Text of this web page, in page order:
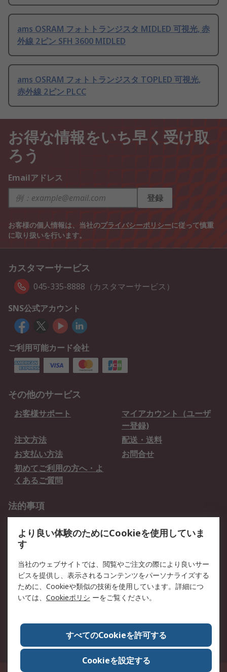
ams OSRAM フォトトランジスタ MIDLED 可視光, 赤
外線 2ピン SFH 3600 MIDLED
ams OSRAM フォトトランジスタ TOPLED 可視光,
赤外線 2ピン PLCC
お得な情報をいち早く受け取
ろう
Emailアドレス
登録
お客様の個人情報は、当社のプライバシーポリシーに従って慎重
に取り扱いを行います。
カスタマーサービス
045-335-8888（カスタマーサービス）
SNS公式アカウント
ご利用可能カード会社
その他のサービス
お客様サポート
マイアカウント（ユーザ
ー登録)
注文方法
配送・送料
お支払い方法
お問合せ
初めてご利用の方へ・よ
くあるご質問
法的事項
クッキーポリシー
RSについて
会社概要
採用情報
プレスリリース＆お知ら
コーポレートサイト
全世界のRS
RSの歴史
ESGへの取り組み（英語）
認証について
より良い体験のためにCookieを使用していま
す
当社のウェブサイトでは、閲覧やご注文の際により良いサー
ビスを提供し、表示されるコンテンツをパーソナライズする
ために、Cookieや類似の技術を使用しています。詳細につ
いては、 Cookieポリシ ーをご覧ください。
すべてのCookieを許可する
Cookieを設定する